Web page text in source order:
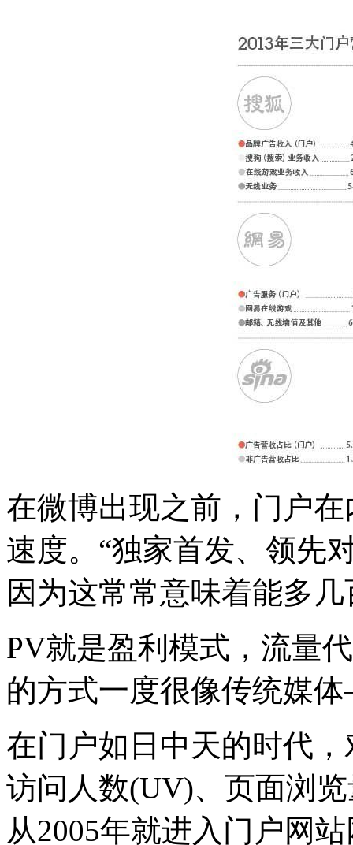
在微博出现之前，门户
速度。“独家首发、领先
因为这常常意味着能多
PV就是盈利模式，流量
的方式一度很像传统媒
在门户如日中天的时代
访问人数(UV)、页面浏
从2005年就进入门户网